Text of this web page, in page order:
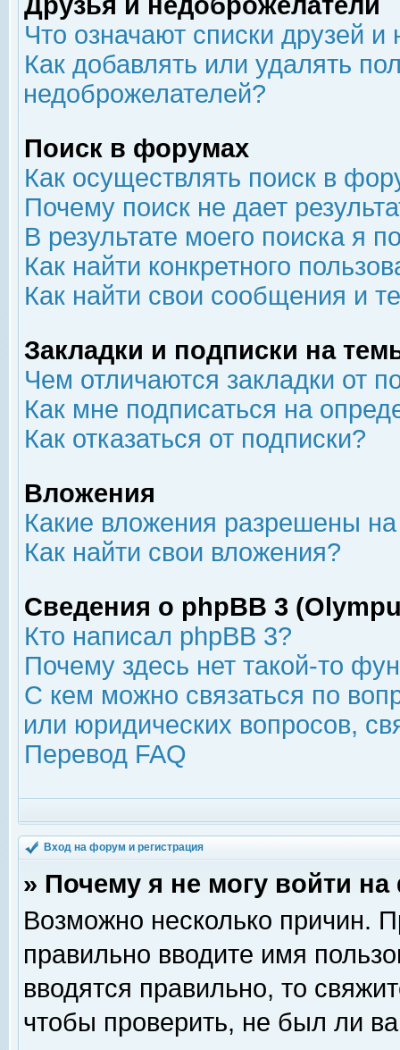
Что означают списки друзей
Как добавлять или удалять
недоброжелателей?
Поиск в форумах
Как осуществлять поиск в
Почему поиск не дает
В результате моего поиска я
Как найти конкретного
Как найти свои сообщения и
Закладки и подписки на
Чем отличаются закладки от
Как мне подписаться на
Как отказаться от подписки?
Вложения
Какие вложения разрешены
Как найти свои вложения?
Сведения о phpBB 3
Кто написал phpBB 3?
Почему здесь нет такой-то
С кем можно связаться по
или юридических вопросов,
Перевод FAQ
Вход на форум и регистрация
» Почему я не могу войти
Возможно несколько причин.
правильно вводите имя
вводятся правильно, то
чтобы проверить, не был ли